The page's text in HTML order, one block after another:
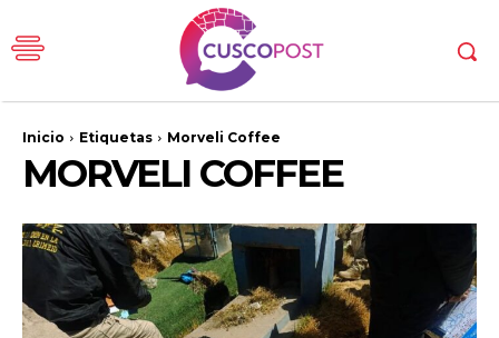
Inicio Etiquetas Morveli Coffee
MORVELI COFFEE